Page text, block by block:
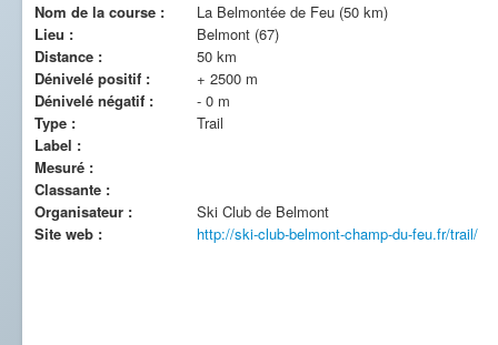
Nom de la course :
La Belmontée de Feu (50 km)
Lieu :
Belmont (67)
Distance :
50 km
Dénivelé positif :
+ 2500 m
Dénivelé négatif :
- 0 m
Type :
Trail
Label :
Mesuré :
Classante :
Organisateur :
Ski Club de Belmont
Site web :
http://ski-club-belmont-champ-du-feu.fr/trail/